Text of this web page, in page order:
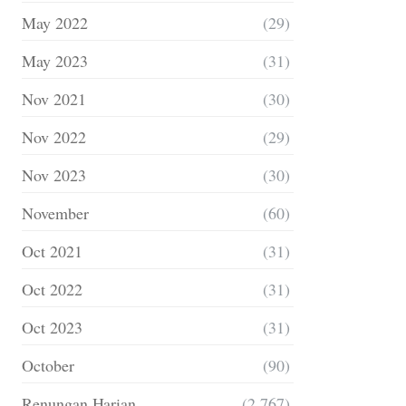
May 2022
(29)
May 2023
(31)
Nov 2021
(30)
Nov 2022
(29)
Nov 2023
(30)
November
(60)
Oct 2021
(31)
Oct 2022
(31)
Oct 2023
(31)
October
(90)